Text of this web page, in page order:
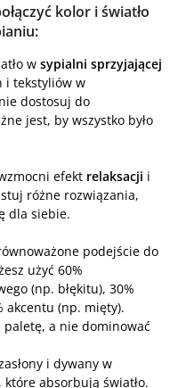
kolor i światło
w sypialni sprzyjającej
i tekstyliów w
dostosuj do
jest, by wszystko było
efekt relaksacji i
różne rozwiązania,
dla siebie.
podejście do
użyć 60%
(np. błękitu), 30%
akcentu (np. mięty).
a nie dominować
i dywany w
absorbują światło.